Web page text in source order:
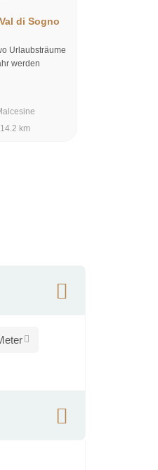
di Sogno
Urlaubs­träume
werden
14.2 km